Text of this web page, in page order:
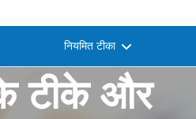
नियमित टीका
टीके और